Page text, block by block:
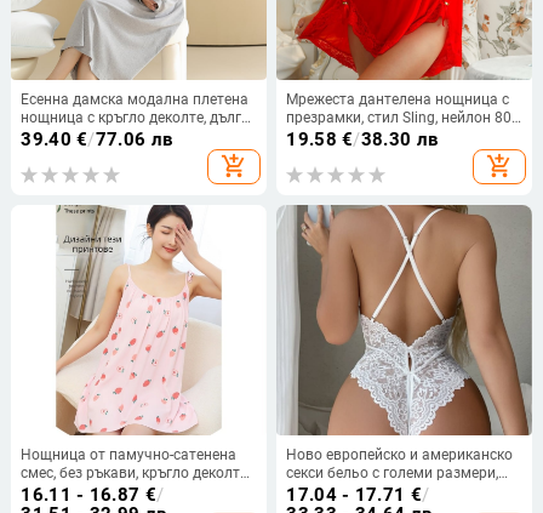
Есенна дамска модална плетена
нощница с кръгло деколте, дълги
ръкави, midi дължина, мека
едноцветна домашна рокля
39.40 €/77.06 лв
add_shopping_cart
Мрежеста дантелена нощница с
презрамки, стил Sling, нейлон 80-
90%, тънък плат 101-120 г/м²
19.58 €/38.30 лв
add_shopping_cart
Нощница от памучно-сатенена
смес, без ръкави, кръгло деколте,
тънък плат, средна дължина
16.11 - 16.87 €/
Ново европейско и американско
секси бельо с големи размери,
перспективно секси дантела с
17.04 - 17.71 €/